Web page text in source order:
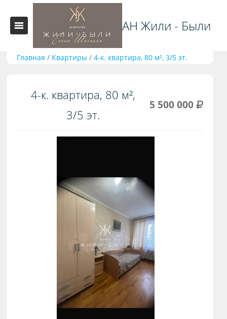
АН Жили - Были
Главная / Квартиры /4-к. квартира, 80 м², 3/5 эт.
4-к. квартира, 80 м²,
3/5 эт.
5 500 000